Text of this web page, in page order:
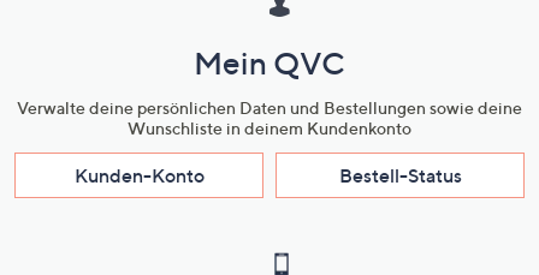
Mein QVC
Verwalte deine persönlichen Daten und Bestellungen sowie deine
Wunschliste in deinem Kundenkonto
Kunden-Konto Bestell-Status